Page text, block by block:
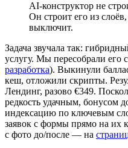
AI-конструктор не
Он строит его из
выключит.
Задача звучала так:
услугу. Мы пересобрали его
разработка). Выкинули
кеш, отложили скрипты.
Лендинг, разово €349.
редкость удачным, бонусом
индексацию по ключевым
заявок с формы прямо на их
с фото до/после — на